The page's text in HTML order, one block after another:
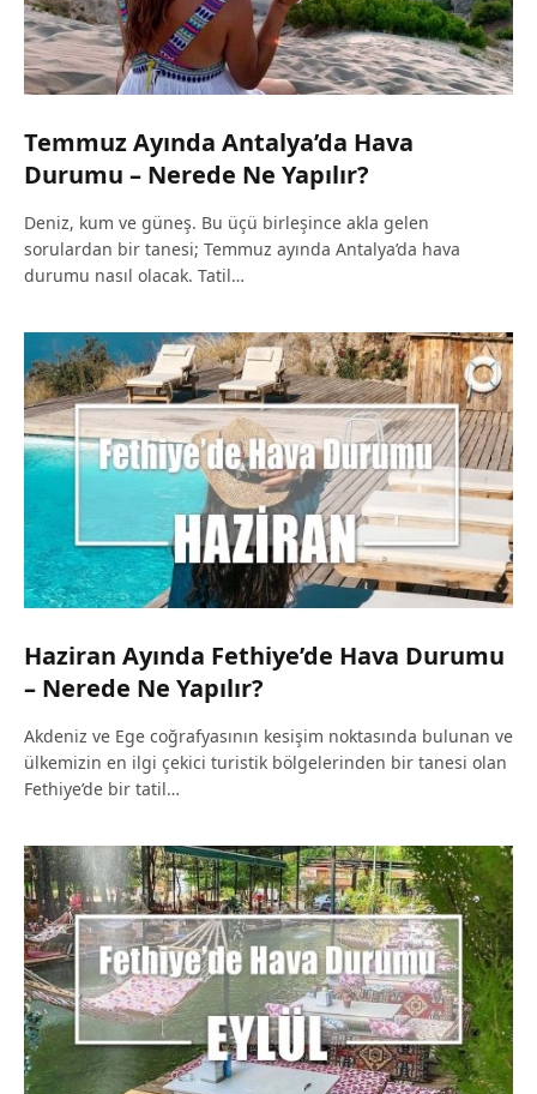
Temmuz Ayında Antalya’da Hava
Durumu – Nerede Ne Yapılır?
Deniz, kum ve güneş. Bu üçü birleşince akla gelen
sorulardan bir tanesi; Temmuz ayında Antalya’da hava
durumu nasıl olacak. Tatil…
Haziran Ayında Fethiye’de Hava Durumu
– Nerede Ne Yapılır?
Akdeniz ve Ege coğrafyasının kesişim noktasında bulunan ve
ülkemizin en ilgi çekici turistik bölgelerinden bir tanesi olan
Fethiye’de bir tatil…